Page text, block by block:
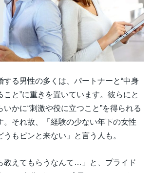
する男性の多くは、パートナーと“中身
こと”に重きを置いています。彼らにと
いかに“刺激や役に立つこと”を得られる
。それ故、「経験の少ない年下の女性
うもピンと来ない」と言う人も。
教えてもらうなんて…」と、プライド